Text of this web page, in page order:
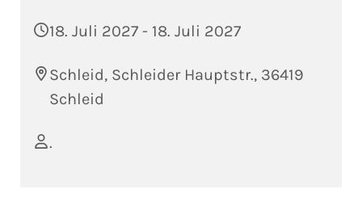
18. Juli 2027 - 18. Juli 2027
Schleid, Schleider Hauptstr., 36419
Schleid
.